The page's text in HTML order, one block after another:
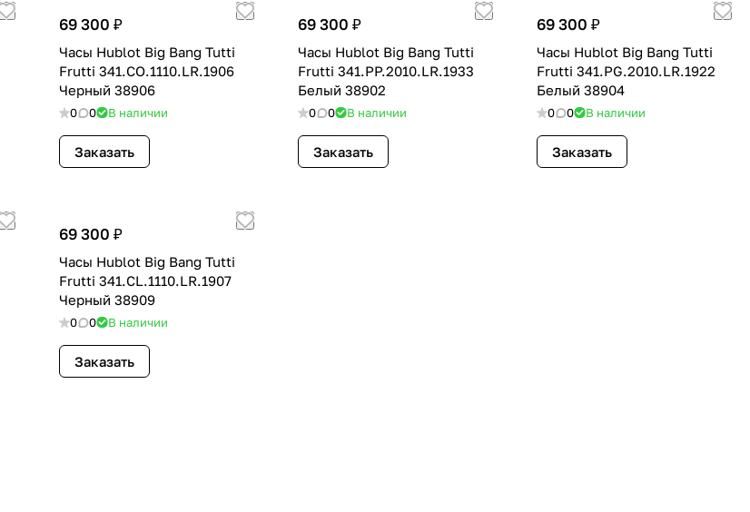
69 300 ₽
Часы Hublot Big Bang Tutti
Frutti 341.CO.1110.LR.1906
Черный 38906
0 0 В наличии
Заказать
69 300 ₽
Часы Hublot Big Bang Tutti
Frutti 341.PP.2010.LR.1933
Белый 38902
0 0 В наличии
Заказать
69 300 ₽
Часы Hublot Big Bang Tutti
Frutti 341.PG.2010.LR.1922
Белый 38904
0 0 В наличии
Заказать
69 300 ₽
Часы Hublot Big Bang Tutti
Frutti 341.CL.1110.LR.1907
Черный 38909
0 0 В наличии
Заказать